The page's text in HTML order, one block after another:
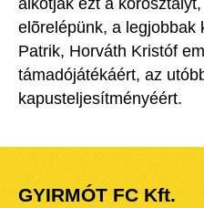
alkotják ezt a
elõrelépünk, a legjobbak
Patrik, Horváth Kristóf
támadójátékáért, az
kapusteljesítményéért.
GYIRMÓT FC Kft.